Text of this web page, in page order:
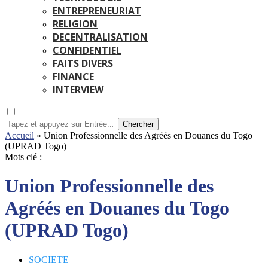
ENTREPRENEURIAT
RELIGION
DECENTRALISATION
CONFIDENTIEL
FAITS DIVERS
FINANCE
INTERVIEW
Chercher
Accueil » Union Professionnelle des Agréés en Douanes du Togo
(UPRAD Togo)
Mots clé :
Union Professionnelle des
Agréés en Douanes du Togo
(UPRAD Togo)
SOCIETE